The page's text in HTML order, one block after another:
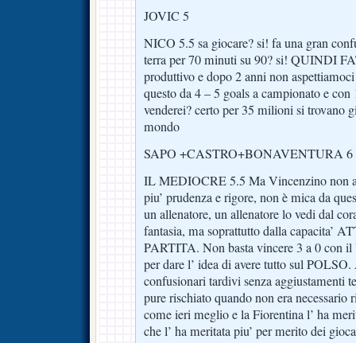
JOVIC 5
NICO 5.5 sa giocare? si! fa una gran
terra per 70 minuti su 90? si! QUINDI
produttivo e dopo 2 anni non
questo da 4 – 5 goals a campionato e con
venderei? certo per 35 milioni si trovano
mondo
SAPO +CASTRO+BONAVENTURA 6
IL MEDIOCRE 5.5 Ma Vincenzino non
piu’ prudenza e rigore, non è mica da
un allenatore, un allenatore lo vedi dal
fantasia, ma soprattutto dalla capacita’
PARTITA. Non basta vincere 3 a 0 con
per dare l’ idea di avere tutto sul
confusionari tardivi senza aggiustamenti
pure rischiato quando non era necessario
come ieri meglio e la Fiorentina l’ ha
che l’ ha meritata piu’ per merito dei